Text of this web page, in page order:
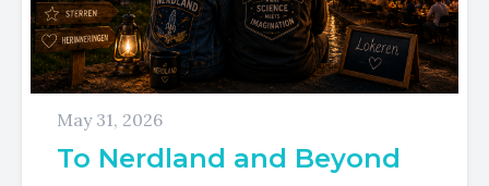
May 31, 2026
To Nerdland and Beyond